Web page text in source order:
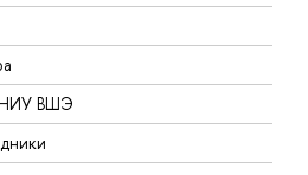
НИУ ВШЭ